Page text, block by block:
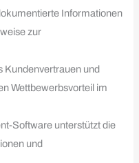
Informationen
zur
Kundenvertrauen und
Wettbewerbsvorteil im
Software unterstützt die
und